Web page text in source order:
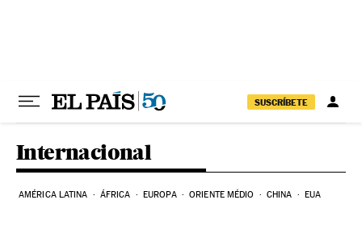
SUSCRÍBETE
Internacional
AMÉRICA LATINA ÁFRICA EUROPA ORIENTE MÉDIO CHINA EUA